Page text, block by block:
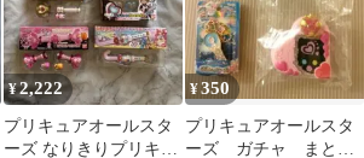
¥2,222
プリキュアオールスタ
ーズ なりきりプリキュ
¥350
プリキュアオールスタ
ーズ ガチャ まとめ